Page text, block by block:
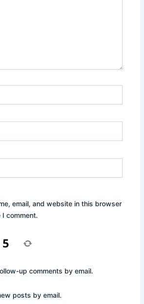
email, and website in this browser
comment.
up comments by email.
posts by email.